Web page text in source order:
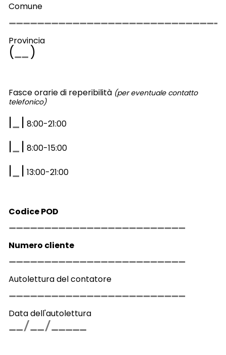
Comune
Provincia
( )
Fasce orarie di reperibilità (per eventuale contatto
telefonico)
| | 8:00-21:00
| | 8:00-15:00
| | 13:00-21:00
Codice POD
Numero cliente
Autolettura del contatore
Data dell'autolettura